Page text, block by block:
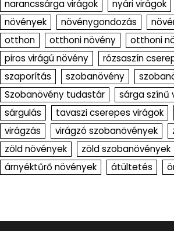
narancssárga virágok nyári virágok
növények
növénygondozás
otthon
otthoni növény
otthoni
piros virágú növény
rózsaszín
szaporítás
szobanövény
Szobanövény tudastár
sárga színű
sárgulás
tavaszi cserepes virágok
virágzás
virágzó szobanövények
zöld növények
zöld szobanövények
árnyéktűrő növények
átültetés